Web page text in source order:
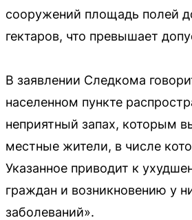
сооружений площадь полей
гектаров, что превышает
В заявлении Следкома
населенном пункте
неприятный запах, которым
местные жители, в числе
Указанное приводит к
граждан и возникновению у
заболеваний».